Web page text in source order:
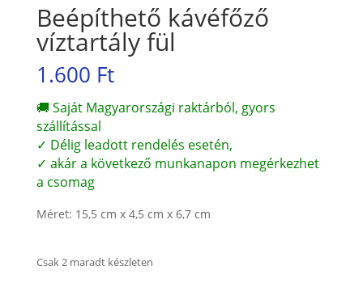
Beépíthető kávéfőző
víztartály fül
1.600 Ft
🚚 Saját Magyarországi raktárból, gyors
szállítással
✓ Délig leadott rendelés esetén,
✓ akár a következő munkanapon megérkezhet
a csomag
Méret: 15,5 cm x 4,5 cm x 6,7 cm
Csak 2 maradt készleten